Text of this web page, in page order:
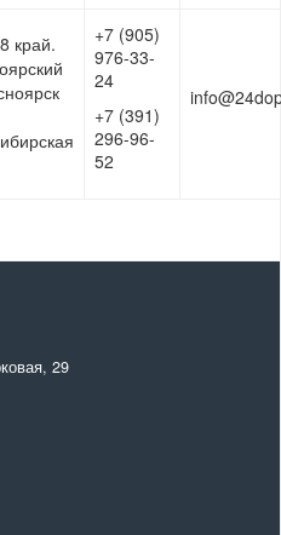
край.
+7 (905)
976-33-
24
+7 (391)
296-96-
52
29